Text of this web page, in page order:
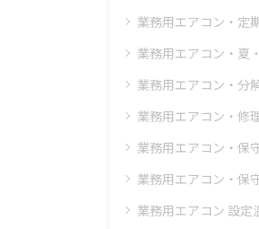
業務用エアコン・定
業務用エアコン・夏
業務用エアコン・分
業務用エアコン・修
業務用エアコン・保
業務用エアコン・保
業務用エアコン 設